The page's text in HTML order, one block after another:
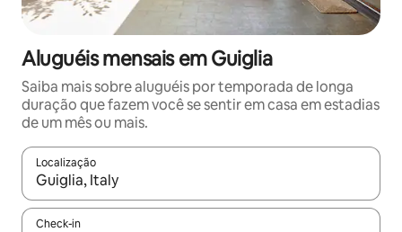
Aluguéis mensais em Guiglia
Saiba mais sobre aluguéis por temporada de longa
duração que fazem você se sentir em casa em estadias
de um mês ou mais.
Localização
Quando os resultados estiverem disponíveis, explore-os
Check-in